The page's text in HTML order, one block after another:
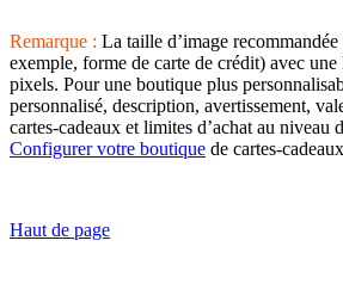
Remarque : La taille d’image
exemple, forme de carte de crédit) avec
pixels. Pour une boutique plus
personnalisé, description, avertissement,
cartes-cadeaux et limites d’achat au niveau
Configurer votre boutique de cartes-
Haut de page